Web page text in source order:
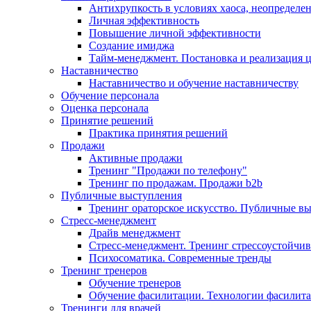
Антихрупкость в условиях хаоса,
Личная эффективность
Повышение личной эффективности
Создание имиджа
Тайм-менеджмент. Постановка и реализация
Наставничество
Наставничество и обучение наставничеству
Обучение персонала
Оценка персонала
Принятие решений
Практика принятия решений
Продажи
Активные продажи
Тренинг "Продажи по телефону"
Тренинг по продажам. Продажи b2b
Публичные выступления
Тренинг ораторское искусство. Публичные
Стресс-менеджмент
Драйв менеджмент
Стресс-менеджмент. Тренинг
Психосоматика. Современные тренды
Тренинг тренеров
Обучение тренеров
Обучение фасилитации. Технологии
Тренинги для врачей